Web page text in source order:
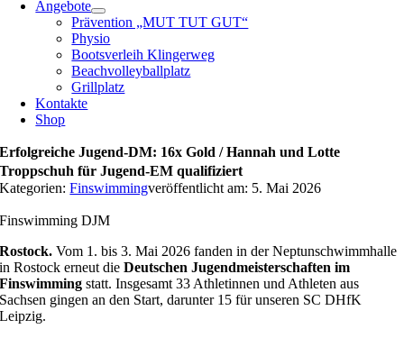
Angebote
Prävention „MUT TUT GUT“
Physio
Bootsverleih Klingerweg
Beachvolleyballplatz
Grillplatz
Kontakte
Shop
Erfolgreiche Jugend-DM: 16x Gold / Hannah und Lotte
Troppschuh für Jugend-EM qualifiziert
Kategorien:Finswimmingveröffentlicht am: 5. Mai 2026
Finswimming DJM
Rostock. Vom 1. bis 3. Mai 2026 fanden in der Neptunschwimmhalle
in Rostock erneut dieDeutschen Jugendmeisterschaften im
Finswimming statt. Insgesamt 33 Athletinnen und Athleten aus
Sachsen gingen an den Start, darunter 15 für unseren SC DHfK
Leipzig.